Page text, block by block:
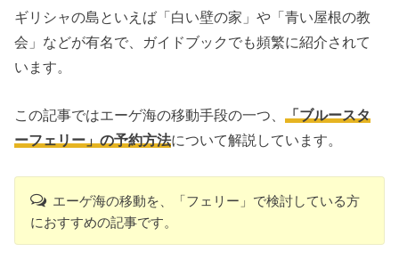
ギリシャの島といえば「白い壁の家」や「青い屋根の教
会」などが有名で、ガイドブックでも頻繁に紹介されて
います。
この記事ではエーゲ海の移動手段の一つ、「ブルースタ
ーフェリー」の予約方法について解説しています。
エーゲ海の移動を、「フェリー」で検討している方
におすすめの記事です。